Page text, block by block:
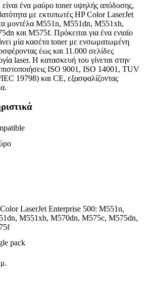
ένα μαύρο toner υψηλής απόδοσης,
με εκτυπωτές HP Color LaserJet
μοντέλα M551n, M551dn, M551xh,
και M575f. Πρόκειται για ένα ενιαίο
μία κασέτα toner με ενσωματωμένη
έως και 11.000 σελίδες
laser. Η κατασκευή του γίνεται στην
πιστοποιήσεις ISO 9001, ISO 14001, TUV
19798) και CE, εξασφαλίζοντας
LaserJet Enterprise 500: M551n,
M551xh, M570dn, M575c, M575dn,
pack